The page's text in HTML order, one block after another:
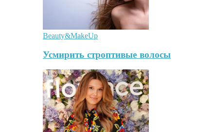
Beauty&MakeUp
Усмирить строптивые волосы